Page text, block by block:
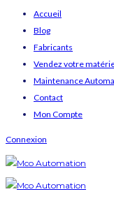
Accueil
Blog
Fabricants
Vendez votre
Maintenance
Contact
Mon Compte
Connexion